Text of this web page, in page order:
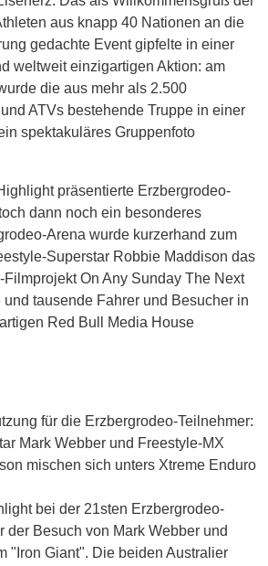
aus knapp 40 Nationen an die
gedachte Event gipfelte in einer
weltweit einzigartigen Aktion: am
die aus mehr als 2.500
ATVs bestehende Truppe in einer
spektakuläres Gruppenfoto
präsentierte Erzbergrodeo-
dann noch ein besonderes
Arena wurde kurzerhand zum
Superstar Robbie Maddison das
Filmprojekt On Any Sunday The Next
tausende Fahrer und Besucher in
Red Bull Media House
für die Erzbergrodeo-Teilnehmer:
Mark Webber und Freestyle-MX
mischen sich unters Xtreme Enduro
bei der 21sten Erzbergrodeo-
der Besuch von Mark Webber und
"Iron Giant". Die beiden Australier